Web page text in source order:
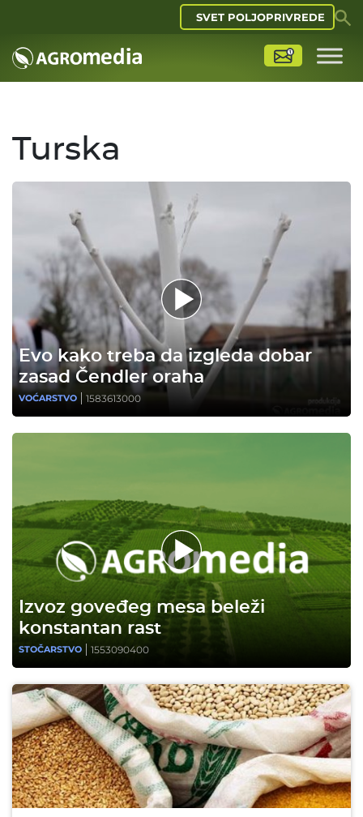
SVET POLJOPRIVREDE
Turska
Evo kako treba da izgleda dobar
zasad Čendler oraha
VOĆARSTVO 1583613000
Izvoz goveđeg mesa beleži
konstantan rast
STOČARSTVO 1553090400